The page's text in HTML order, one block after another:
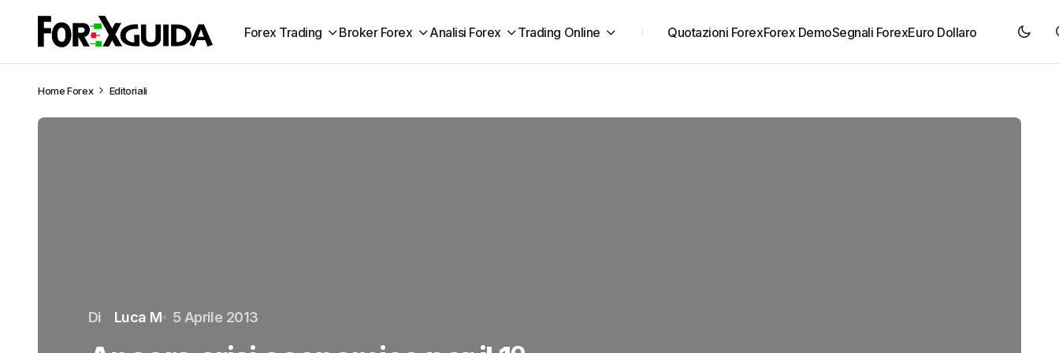
Forex Trading Broker Forex Analisi Forex Trading Online Quotazioni ForexForex DemoSegnali ForexEuro Dollaro
HomeForex Editoriali
Di Luca M 5 Aprile 2013